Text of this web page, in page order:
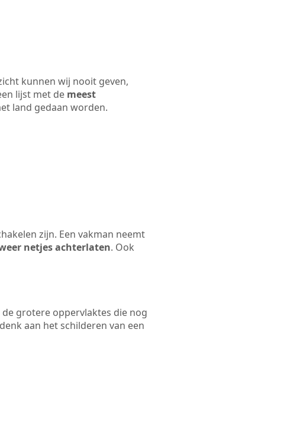
kunnen wij nooit geven,
lijst met de meest
land gedaan worden.
zijn. Een vakman neemt
netjes achterlaten. Ook
grotere oppervlaktes die nog
aan het schilderen van een